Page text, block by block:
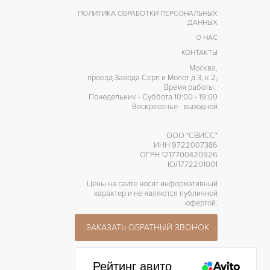
ПОЛИТИКА ОБРАБОТКИ ПЕРСОНАЛЬНЫХ
ДАННЫХ
О НАС
КОНТАКТЫ
Москва,
проезд Завода Серп и Молот д 3, к 2,
Время работы:
Понедельник - Суббота 10:00 - 19:00
Воскресенье - выходной
ООО "СВИСС"
ИНН 9722007386
ОГРН 1217700420926
ЮЛ772201001
Цены на сайте носят информативный
характер и не являются публичной
офертой.
ЗАКАЗАТЬ ОБРАТНЫЙ ЗВОНОК
Рейтинг авито